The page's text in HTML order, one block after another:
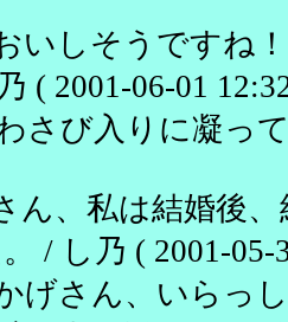
いしそうですね
( 2001-06-01
さび入りに凝っ
ん、私は結婚後
/ し乃 ( 2001-05-
げさん、いらっ